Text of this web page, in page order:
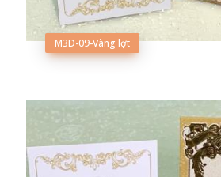
M3D-09-Vàng lợt